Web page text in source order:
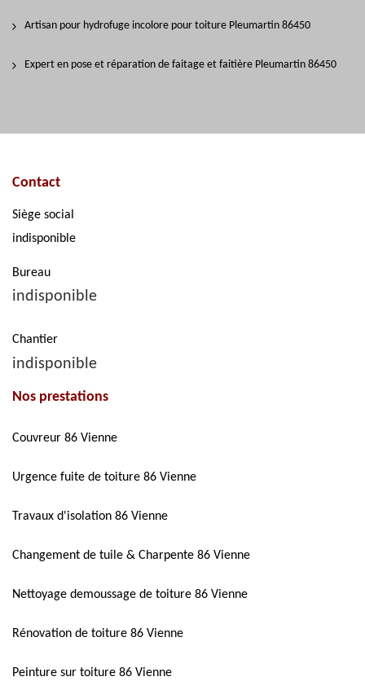
Artisan pour hydrofuge incolore pour toiture Pleumartin 86450
Expert en pose et réparation de faitage et faitière Pleumartin 86450
Contact
Siège social
indisponible
Bureau
indisponible
Chantier
indisponible
Nos prestations
Couvreur 86 Vienne
Urgence fuite de toiture 86 Vienne
Travaux d'isolation 86 Vienne
Changement de tuile & Charpente 86 Vienne
Nettoyage demoussage de toiture 86 Vienne
Rénovation de toiture 86 Vienne
Peinture sur toiture 86 Vienne